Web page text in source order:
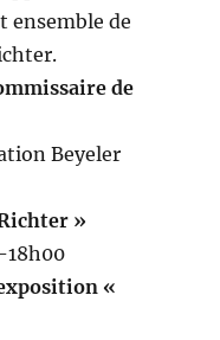
ensemble de
de
Beyeler
»
18h00
«